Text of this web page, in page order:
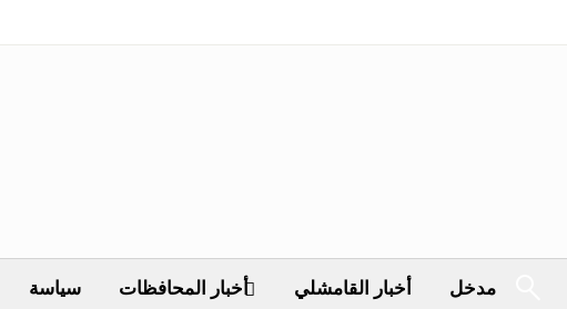
مدخل أخبار القامشلي أخبار المحافظات سياسة